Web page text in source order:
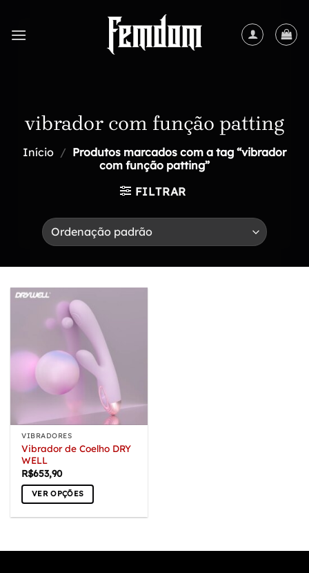
content
vibrador com função patting
Início / Produtos marcados com a tag “vibrador
com função patting”
FILTRAR
VIBRADORES
Vibrador de Coelho DRY
WELL
R$653,90
VER OPÇÕES
várias